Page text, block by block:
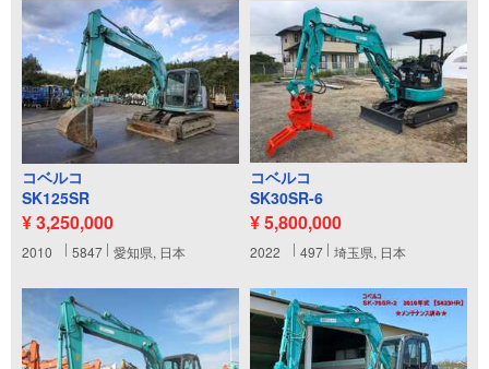
コベルコ
SK125SR
¥ 3,250,000
2010 5847 愛知県, 日本
コベルコ
SK30SR-6
¥ 5,800,000
2022 497 埼玉県, 日本